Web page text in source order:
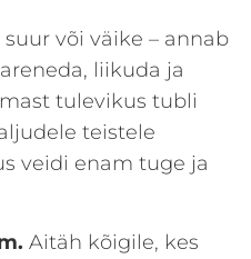
või väike – annab
liikuda ja
tulevikus tubli
teistele
veidi enam tuge ja
Aitäh kõigile, kes